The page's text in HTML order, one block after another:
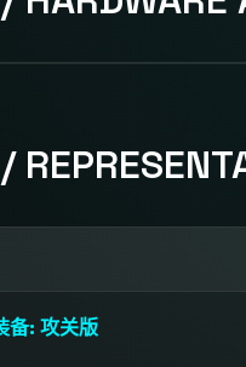
备: 攻关版